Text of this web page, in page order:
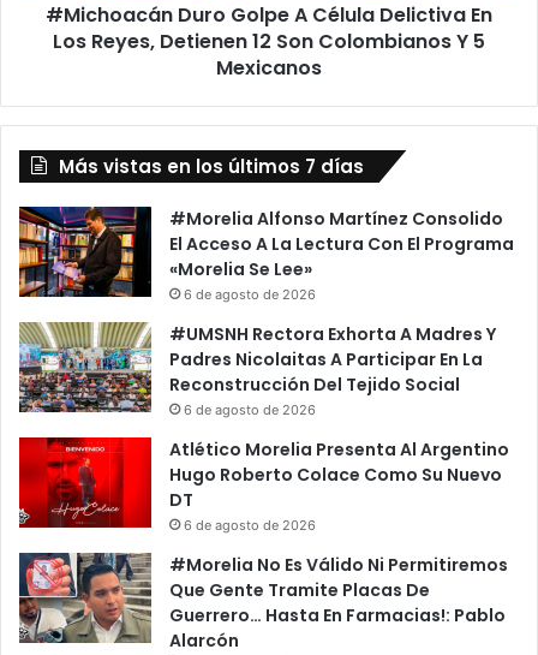
Detienen
Y
Mexicanos
#Michoacán Duro Golpe A Célula Delictiva En
Los Reyes, Detienen 12 Son Colombianos Y 5
Mexicanos
Más vistas en los últimos 7 días
#Morelia Alfonso Martínez Consolido
El Acceso A La Lectura Con El Programa
«Morelia Se Lee»
6 de agosto de 2026
#UMSNH Rectora Exhorta A Madres Y
Padres Nicolaitas A Participar En La
Reconstrucción Del Tejido Social
6 de agosto de 2026
Atlético Morelia Presenta Al Argentino
Hugo Roberto Colace Como Su Nuevo
DT
6 de agosto de 2026
#Morelia No Es Válido Ni Permitiremos
Que Gente Tramite Placas De
Guerrero… Hasta En Farmacias!: Pablo
Alarcón